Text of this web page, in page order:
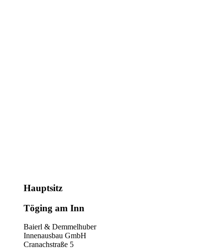
Hauptsitz
Töging am Inn
Baierl & Demmelhuber
Innenausbau GmbH
Cranachstraße 5